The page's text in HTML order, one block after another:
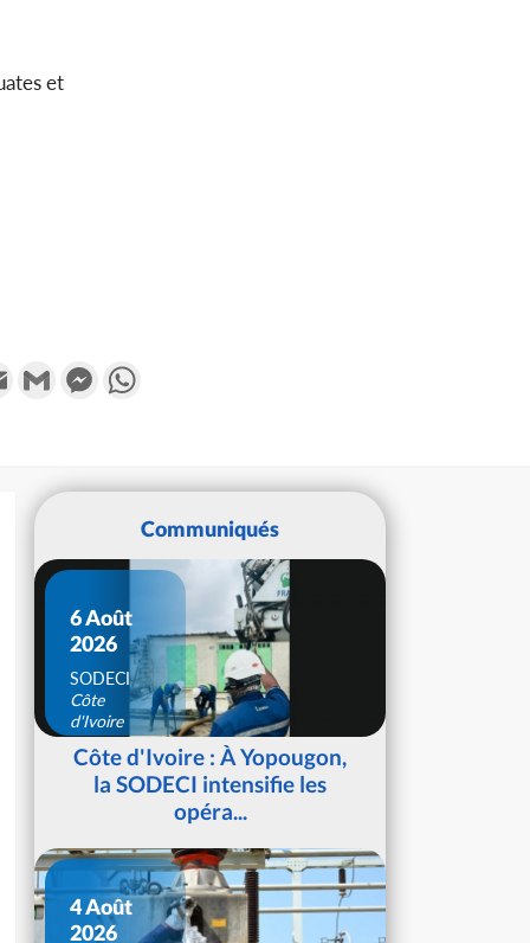
et
Email Gmail Messenger
Communiqués
6 Août
2026
SODECI
Côte
d'Ivoire
Côte d'Ivoire : À Yopougon,
la SODECI intensifie les
opéra...
4 Août
2026